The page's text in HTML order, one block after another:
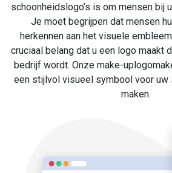
schoonheidslogo’s is om mensen bij
Je moet begrijpen dat mensen
herkennen aan het visuele
cruciaal belang dat u een logo maakt
bedrijf wordt. Onze make-
een stijlvol visueel symbool voor uw
maken.